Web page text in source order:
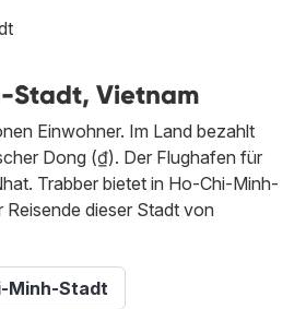
Stadt, Vietnam
Einwohner. Im Land bezahlt
Dong (₫). Der Flughafen für
Trabber bietet in Ho-Chi-Minh-
dieser Stadt von
Minh-Stadt